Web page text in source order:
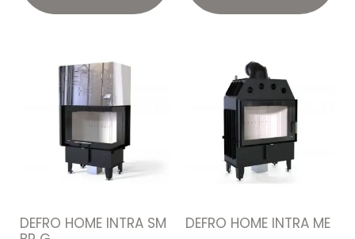
DEFRO HOME INTRA SM
DEFRO HOME INTRA ME